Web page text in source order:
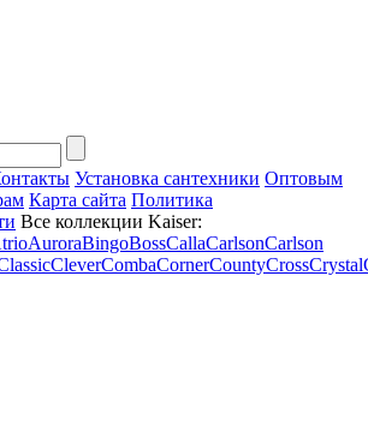
Установка сантехники Оптовым
Карта сайта Политика
Все коллекции Kaiser:
AuroraBingoBossCallaCarlsonCarlson
CleverCombaCornerCountyCrossCrystal